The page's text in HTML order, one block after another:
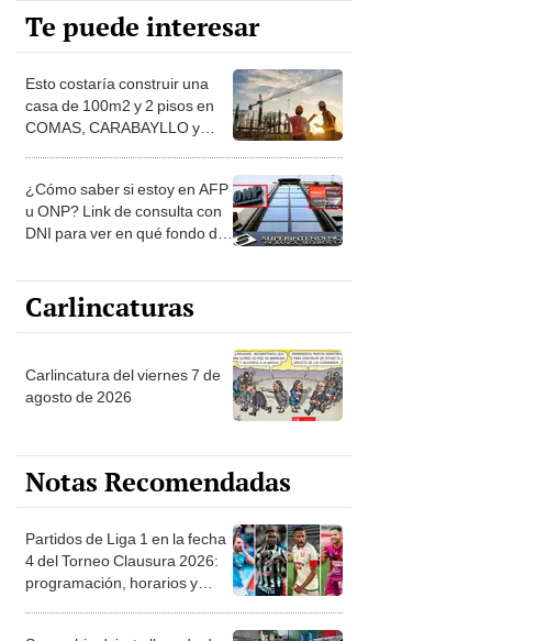
Te puede interesar
casa de 100m2 y 2 pisos en
COMAS, CARABAYLLO y
otros distritos de LIMA
NORTE
u ONP? Link de consulta con
DNI para ver en qué fondo de
pensiones estás
Carlincaturas
agosto de 2026
Notas Recomendadas
4 del Torneo Clausura 2026:
programación, horarios y
dónde ver